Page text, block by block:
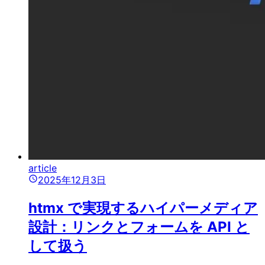
article
2025年12月3日
htmx で実現するハイパーメディア
設計：リンクとフォームを API と
して扱う